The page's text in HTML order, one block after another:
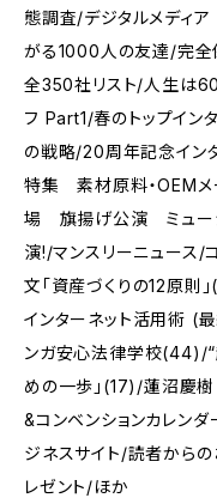
態調査/デジタルメディ
がる1000人の友達/完全
全350社リスト/人生は
フ Part1/春のトップイ
の戦略/20周年記念イン
特集 素材原料・OEMメ
場 旗揚げ公演 ミュージ
演!/マンスリーニュース/
文「資産づくりの12原則
インターネット活用術 (
ンガ安心法律学校(44)/“
めの一歩」(17)/蓮沼慶
&コンベンションカレン
ジネスサイト/読者から
レゼント/ほか